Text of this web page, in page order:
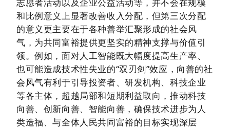
和比例意义上显著改善收入分配，但第三次分配
的意义更主要在于各种善举汇聚形成的社会风
气，为共同富裕提供更坚实的精神支撑与价值引
领。例如，面对人工智能既大幅度提高生产率、
也可能造成技术性失业的“双刃剑”效应，向善的社
会风气有利于引导投资者、研发机构、科技企业
等各主体，超越局部和短期利益取向，推动科技
向善、创新向善、智能向善，确保技术进步为人
类造福、与全体人民共同富裕的目标实现深层